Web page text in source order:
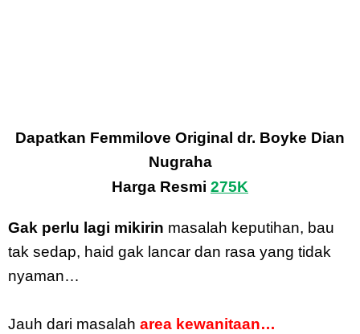
Dapatkan Femmilove Original dr. Boyke Dian
Nugraha
Harga Resmi 275K
Gak perlu lagi mikirin masalah keputihan, bau
tak sedap, haid gak lancar dan rasa yang tidak
nyaman…
Jauh dari masalah area kewanitaan…